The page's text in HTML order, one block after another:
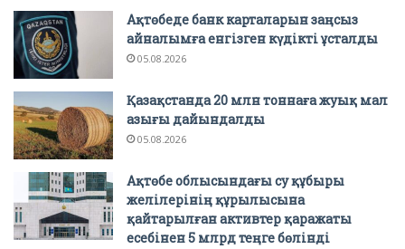
Ақтөбеде банк карталарын заңсыз
айналымға енгізген күдікті ұсталды
05.08.2026
Қазақстанда 20 млн тоннаға жуық мал
азығы дайындалды
05.08.2026
Ақтөбе облысындағы су құбыры
желілерінің құрылысына
қайтарылған активтер қаражаты
есебінен 5 млрд теңге бөлінді